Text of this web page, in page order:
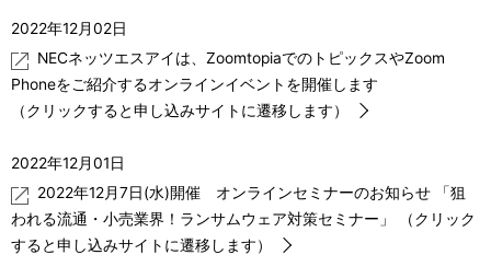
位
置
ナ
ビ
ゲ
ー
シ
ョ
2022年12月02日
NECネッツエスアイは、ZoomtopiaでのトピックスやZoom
Phoneをご紹介するオンラインイベントを開催します
（クリックすると申し込みサイトに遷移します）
2022年12月01日
2022年12月7日(水)開催 オンラインセミナーのお知らせ 「狙
われる流通・小売業界！ランサムウェア対策セミナー」 （クリック
すると申し込みサイトに遷移します）